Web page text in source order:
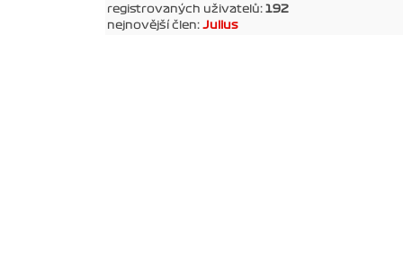
registrovaných uživatelů: 192
nejnovější člen: Julius